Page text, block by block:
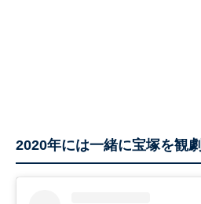
2020年には一緒に宝塚を観劇